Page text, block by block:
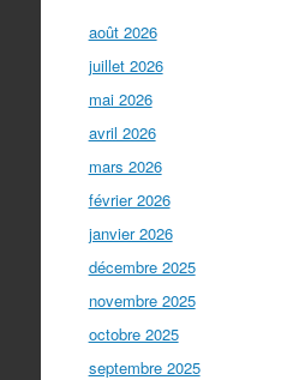
août 2026
juillet 2026
mai 2026
avril 2026
mars 2026
février 2026
janvier 2026
décembre 2025
novembre 2025
octobre 2025
septembre 2025